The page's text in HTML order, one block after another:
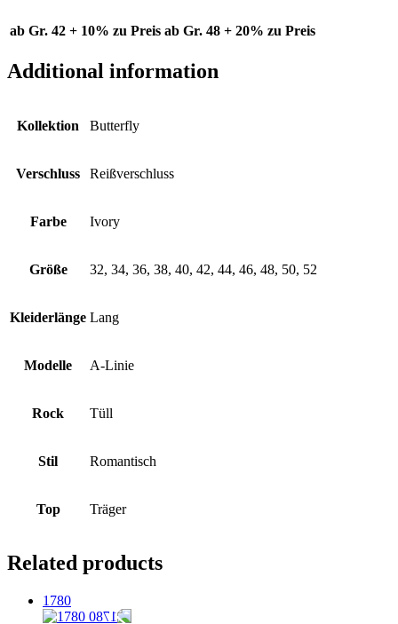
ab Gr. 42 + 10% zu Preis ab Gr. 48 + 20% zu Preis
Additional information
Kollektion Butterfly
Verschluss Reißverschluss
Farbe Ivory
Größe 32, 34, 36, 38, 40, 42, 44, 46, 48, 50, 52
Kleiderlänge Lang
Modelle A-Linie
Rock Tüll
Stil Romantisch
Top Träger
Related products
1780